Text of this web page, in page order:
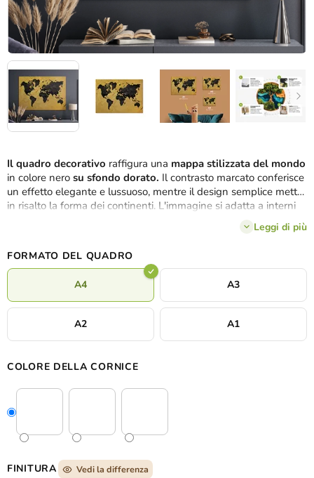
Il quadro decorativo raffigura una mappa stilizzata del mondo
in colore nero su sfondo dorato. Il contrasto marcato conferisce
un effetto elegante e lussuoso, mentre il design semplice mette
in risalto la forma dei continenti. L'immagine si adatta a interni
moderni, uffici o spazi rappresentativi come elemento di design
Leggi di più
FORMATO DEL QUADRO
A4 A3
A2 A1
COLORE DELLA CORNICE
FINITURA Vedi la differenza